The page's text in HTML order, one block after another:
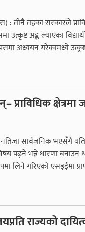
: तीनै तहका सरकारले
उत्कृष्ट अङ्क ल्याएका
अध्ययन गरेकामध्ये
प्राविधिक
सार्वजनिक भएसँगै
पढ्ने भन्ने धारणा
लिने गरिएको एसइईमा
राज्यको